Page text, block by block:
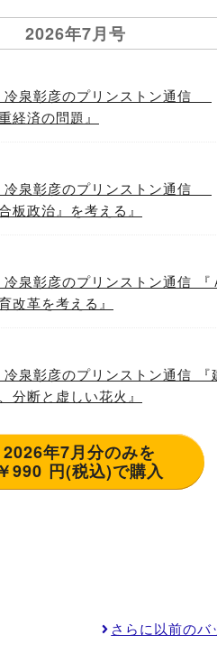
2026年7月号
冷泉彰彦のプリンストン通信
経済の問題』
冷泉彰彦のプリンストン通信
板政治』を考える』
冷泉彰彦のプリンストン通信 『
改革を考える』
冷泉彰彦のプリンストン通信 『
分断と虚しい花火』
2026年7月分のみを
￥990 円(税込)で購入
さらに以前の